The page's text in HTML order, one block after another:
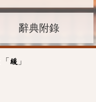
辭典附錄
「 緩 」